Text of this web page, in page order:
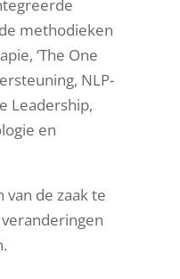
methodieken
‘The One
NLP-
Leadership,
en
de zaak te